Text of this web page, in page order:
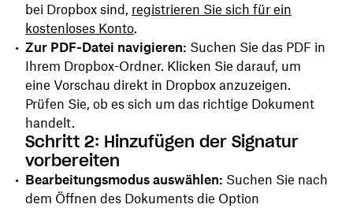
bei Dropbox sind, registrieren Sie sich für ein
kostenloses Konto.
Zur PDF-Datei navigieren: Suchen Sie das PDF in
Ihrem Dropbox-Ordner. Klicken Sie darauf, um
eine Vorschau direkt in Dropbox anzuzeigen.
Prüfen Sie, ob es sich um das richtige Dokument
handelt.
Schritt 2: Hinzufügen der Signatur
vorbereiten
Bearbeitungsmodus auswählen: Suchen Sie nach
dem Öffnen des Dokuments die Option